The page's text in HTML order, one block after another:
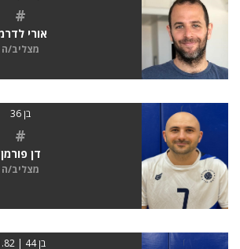
#
אורי
מצליב/ה
בן 36
#
דן פורמן
מצליב/ה
בן 44 | 1.82